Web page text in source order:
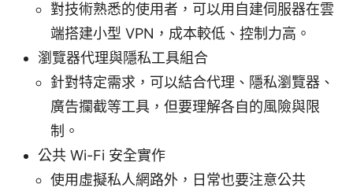
對技術熟悉的使用者，可以用自建伺服器在雲
端搭建小型 VPN，成本較低、控制力高。
瀏覽器代理與隱私工具組合
針對特定需求，可以結合代理、隱私瀏覽器、
廣告攔截等工具，但要理解各自的風險與限
制。
公共 Wi-Fi 安全實作
使用虛擬私人網路外，日常也要注意公共